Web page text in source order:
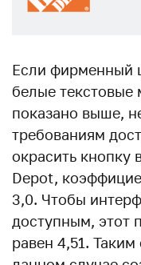
Если фирменный
белые текстовые
показано выше,
требованиям
окрасить кнопку
Depot,
3,0. Чтобы
доступным, этот
равен 4,51.